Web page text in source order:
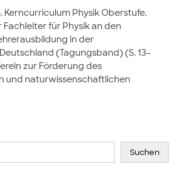
Kerncurriculum Physik Oberstufe.
Fachleiter für Physik an den
in der
(Tagungsband) (S. 13–
zur Förderung des
und naturwissenschaftlichen
Suchen